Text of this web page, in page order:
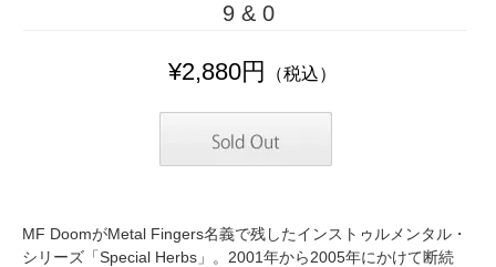
9 & 0
¥2,880円 （税込）
MF DoomがMetal Fingers名義で残したインストゥルメンタル・
シリーズ「Special Herbs」。2001年から2005年にかけて断続